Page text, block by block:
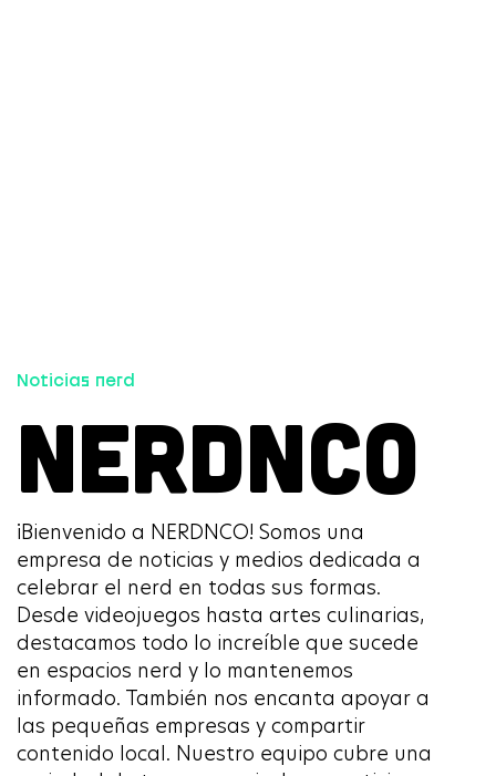
Noticias nerd
NERDNCO
¡Bienvenido a NERDNCO! Somos una
empresa de noticias y medios dedicada a
celebrar el nerd en todas sus formas.
Desde videojuegos hasta artes culinarias,
destacamos todo lo increíble que sucede
en espacios nerd y lo mantenemos
informado. También nos encanta apoyar a
las pequeñas empresas y compartir
contenido local. Nuestro equipo cubre una